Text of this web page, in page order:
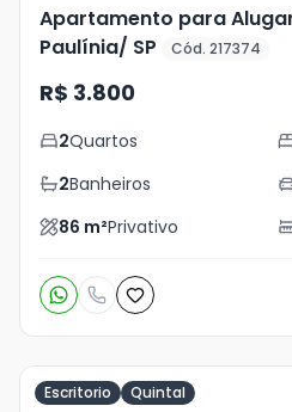
Apartamento para
Paulínia/ SP
Cód. 217374
R$ 3.800
2Quartos
2Banheiros
86 m²Privativo
Escritorio Quintal